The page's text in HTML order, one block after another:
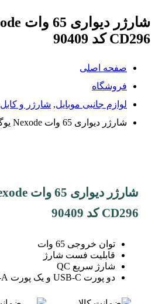
CD296 کد 90409
صفحه اصلی
فروشگاه
لوازم جانبی موبایل, شارژر و کابل
شارژر دیواری 65 وات Nexode یوگرین مدل CD296 کد 90409
CD296 کد 90409
توان خروجی 65 وات
قابلیت فست شارژ
شارژ سریع QC
دو پورت USB-C و یک پورت USB-A